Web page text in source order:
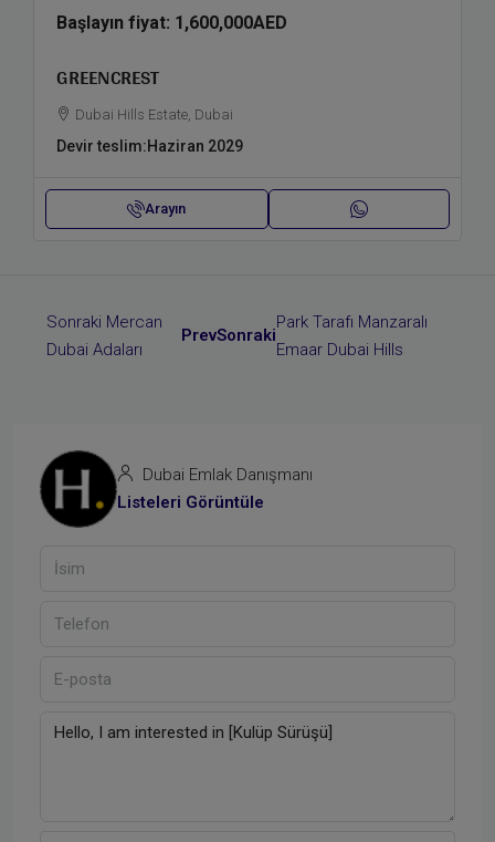
Başlayın fiyat: 1,600,000AED
GREENCREST
Dubai Hills Estate, Dubai
Devir teslim:Haziran 2029
Arayın
PrevSonraki
Dubai Emlak Danışmanı
Listeleri Görüntüle